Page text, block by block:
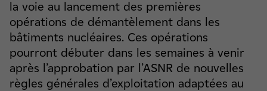
la voie au lancement des premières
opérations de démantèlement dans les
bâtiments nucléaires. Ces opérations
pourront débuter dans les semaines à venir
après l’approbation par l’ASNR de nouvelles
règles générales d’exploitation adaptées au